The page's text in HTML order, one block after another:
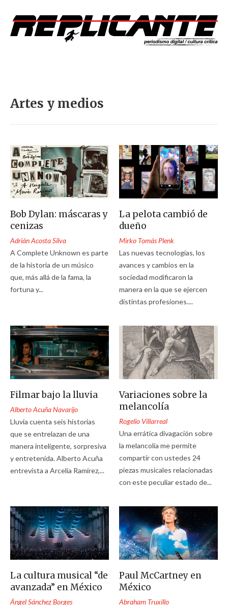
Artes y medios
Bob Dylan: máscaras y
cenizas
Adrián Acosta Silva
A Complete Unknown es parte
de la historia de un músico
que, más allá de la fama, la
fortuna y...
La pelota cambió de
dueño
Mirko Tomás Plenk
Las nuevas tecnologías, los
avances y cambios en la
sociedad modificaron la
manera en la que se ejercen
distintas profesiones....
Filmar bajo la lluvia
Alberto Acuña Navarijo
Lluvia cuenta seis historias
que se entrelazan de una
manera inteligente, sorpresiva
y entretenida. Alberto Acuña
entrevista a Arcelia Ramírez,...
Variaciones sobre la
melancolía
Rogelio Villarreal
Una errática divagación sobre
la melancolía me permite
compartir con ustedes 24
piezas musicales relacionadas
con este peculiar estado de...
La cultura musical “de
avanzada” en México
Ángel Sánchez Borges
Paul McCartney en
México
Abraham Truxillo